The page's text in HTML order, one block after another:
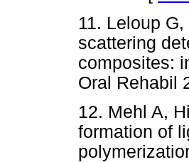
11. Leloup
scattering
composites:
Oral
12. Mehl A,
formation of